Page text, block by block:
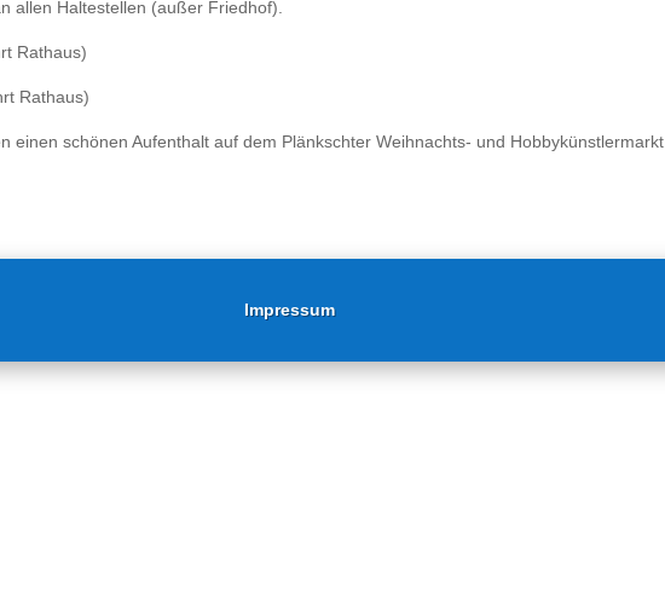
allen Haltestellen (außer Friedhof).
Rathaus)
Rathaus)
einen schönen Aufenthalt auf dem Plänkschter Weihnachts- und Hobbykünstlermarkt.
Impressum